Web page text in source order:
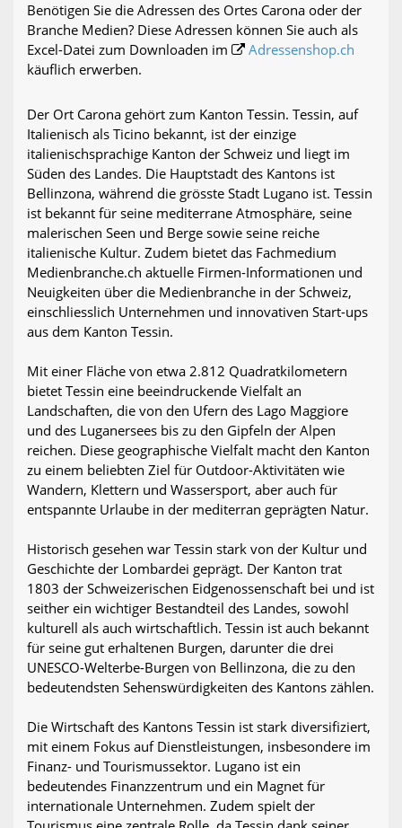
Benötigen Sie die Adressen des Ortes Carona oder der
Branche Medien? Diese Adressen können Sie auch als
Excel-Datei zum Downloaden im
Adressenshop.ch
käuflich erwerben.
Der Ort Carona gehört zum Kanton Tessin. Tessin, auf
Italienisch als Ticino bekannt, ist der einzige
italienischsprachige Kanton der Schweiz und liegt im
Süden des Landes. Die Hauptstadt des Kantons ist
Bellinzona, während die grösste Stadt Lugano ist. Tessin
ist bekannt für seine mediterrane Atmosphäre, seine
malerischen Seen und Berge sowie seine reiche
italienische Kultur. Zudem bietet das Fachmedium
Medienbranche.ch aktuelle Firmen-Informationen und
Neuigkeiten über die Medienbranche in der Schweiz,
einschliesslich Unternehmen und innovativen Start-ups
aus dem Kanton Tessin.
Mit einer Fläche von etwa 2.812 Quadratkilometern
bietet Tessin eine beeindruckende Vielfalt an
Landschaften, die von den Ufern des Lago Maggiore
und des Luganersees bis zu den Gipfeln der Alpen
reichen. Diese geographische Vielfalt macht den Kanton
zu einem beliebten Ziel für Outdoor-Aktivitäten wie
Wandern, Klettern und Wassersport, aber auch für
entspannte Urlaube in der mediterran geprägten Natur.
Historisch gesehen war Tessin stark von der Kultur und
Geschichte der Lombardei geprägt. Der Kanton trat
1803 der Schweizerischen Eidgenossenschaft bei und ist
seither ein wichtiger Bestandteil des Landes, sowohl
kulturell als auch wirtschaftlich. Tessin ist auch bekannt
für seine gut erhaltenen Burgen, darunter die drei
UNESCO-Welterbe-Burgen von Bellinzona, die zu den
bedeutendsten Sehenswürdigkeiten des Kantons zählen.
Die Wirtschaft des Kantons Tessin ist stark diversifiziert,
mit einem Fokus auf Dienstleistungen, insbesondere im
Finanz- und Tourismussektor. Lugano ist ein
bedeutendes Finanzzentrum und ein Magnet für
internationale Unternehmen. Zudem spielt der